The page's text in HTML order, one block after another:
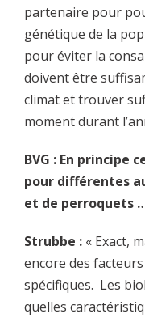
partenaire pour
génétique de la
pour éviter la
doivent être
climat et trouver
moment durant
BVG : En principe
pour différentes
et de perroquets
Strubbe : « Exact,
encore des
spécifiques. Les
quelles